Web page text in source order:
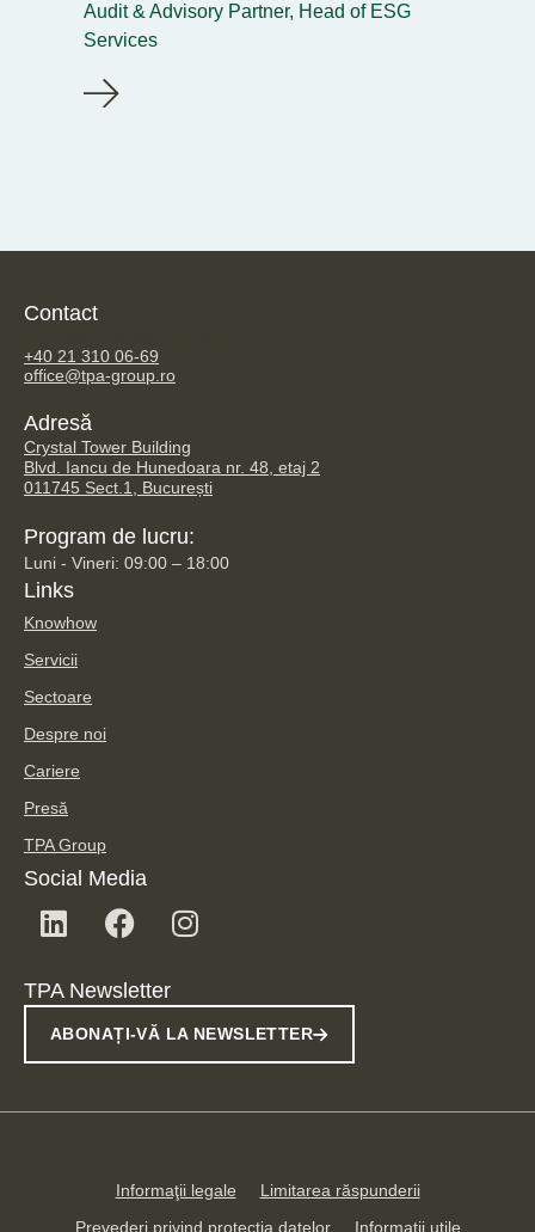
Audit & Advisory Partner, Head of ESG
Services
Contact
+40 21 310 06-69
office@tpa-group.ro
Adresă
Crystal Tower Building
Blvd. Iancu de Hunedoara nr. 48, etaj 2
011745 Sect.1, București
Program de lucru:
Luni - Vineri: 09:00 – 18:00
Links
Knowhow
Servicii
Sectoare
Despre noi
Cariere
Presă
TPA Group
Social Media
TPA Newsletter
ABONAȚI-VĂ LA NEWSLETTER
Informaţii legale
Limitarea răspunderii
Prevederi privind protecţia datelor
Informaţii utile